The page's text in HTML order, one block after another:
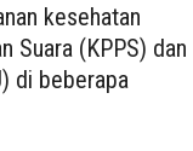
kesehatan
Suara (KPPS) dan
di beberapa